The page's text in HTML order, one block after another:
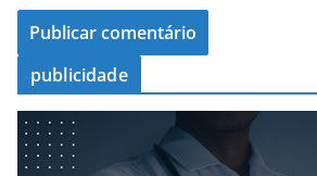
publicidade